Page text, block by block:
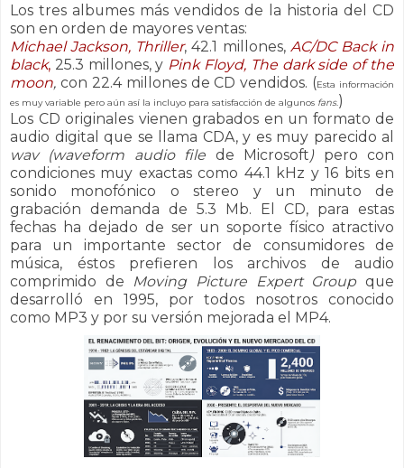
Los tres albumes más vendidos de la historia del CD
son en orden de mayores ventas:
Michael Jackson, Thriller, 42.1 millones, AC/DC Back in
black, 25.3 millones, y Pink Floyd, The dark side of the
moon, con 22.4 millones de CD vendidos. (Esta información
es muy variable pero aún así la incluyo para satisfacción de algunos fans.)
Los CD originales vienen grabados en un formato de
audio digital que se llama CDA, y es muy parecido al
wav (waveform audio file de Microsoft) pero con
condiciones muy exactas como 44.1 kHz y 16 bits en
sonido monofónico o stereo y un minuto de
grabación demanda de 5.3 Mb. El CD, para estas
fechas ha dejado de ser un soporte físico atractivo
para un importante sector de consumidores de
música, éstos prefieren los archivos de audio
comprimido de Moving Picture Expert Groupque
desarrolló en 1995, por todos nosotros conocido
como MP3 y por su versión mejorada el MP4.